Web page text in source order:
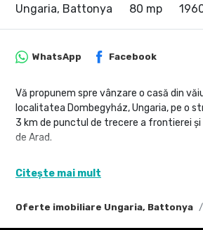
Ungaria, Battonya
80 mp
Oferte imobiliare Ungaria, Battonya
WhatsApp Facebook
Vă propunem spre vânzare o casă din
localitatea Dombegyház, Ungaria, pe o
3 km de punctul de trecere a frontierei
de Arad.
compartimentată astfel:
3 camere
Citește mai mult